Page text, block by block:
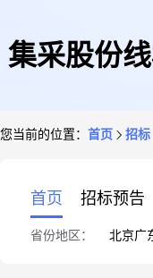
集采股份
您当前的位置： 首页 招标
首页 招标预告
省份地区： 北京广